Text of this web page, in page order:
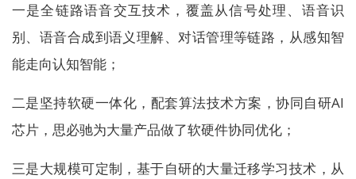
一是全链路语音交互技术，覆盖从信号处理、语音识
别、语音合成到语义理解、对话管理等链路，从感知智
能走向认知智能；
二是坚持软硬一体化，配套算法技术方案，协同自研AI
芯片，思必驰为大量产品做了软硬件协同优化；
三是大规模可定制，基于自研的大量迁移学习技术，从